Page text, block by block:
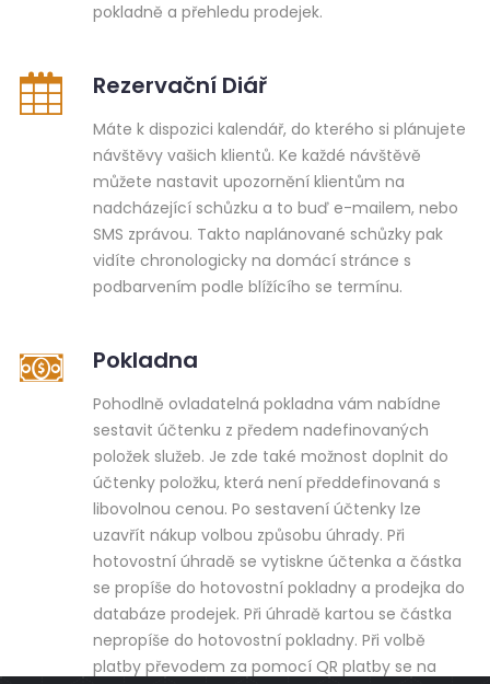
pokladně a přehledu prodejek.
Rezervační Diář
Máte k dispozici kalendář, do kterého si plánujete
návštěvy vašich klientů. Ke každé návštěvě
můžete nastavit upozornění klientům na
nadcházející schůzku a to buď e-mailem, nebo
SMS zprávou. Takto naplánované schůzky pak
vidíte chronologicky na domácí stránce s
podbarvením podle blížícího se termínu.
Pokladna
Pohodlně ovladatelná pokladna vám nabídne
sestavit účtenku z předem nadefinovaných
položek služeb. Je zde také možnost doplnit do
účtenky položku, která není předdefinovaná s
libovolnou cenou. Po sestavení účtenky lze
uzavřít nákup volbou způsobu úhrady. Při
hotovostní úhradě se vytiskne účtenka a částka
se propíše do hotovostní pokladny a prodejka do
databáze prodejek. Při úhradě kartou se částka
nepropíše do hotovostní pokladny. Při volbě
platby převodem za pomocí QR platby se na